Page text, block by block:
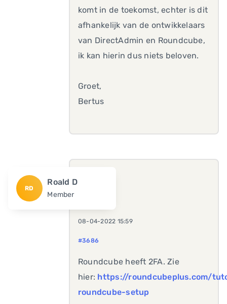
komt in de toekomst, echter is dit
afhankelijk van de ontwikkelaars
van DirectAdmin en Roundcube,
ik kan hierin dus niets beloven.
Groet,
Bertus
RD
Roald D
Member
08-04-2022 15:59
#3686
Roundcube heeft 2FA. Zie
hier: https://roundcubeplus.com/
roundcube-setup